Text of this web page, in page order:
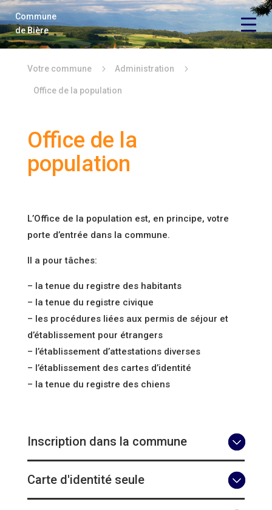
Vie économique
Vie politique
Vie locale
Locations
Commune
de Bière
Votre commune 5 Administration 5
Office de la population
Office de la
population
L’Office de la population est, en principe, votre
porte d’entrée dans la commune.
Il a pour tâches:
– la tenue du registre des habitants
– la tenue du registre civique
– les procédures liées aux permis de séjour et
d’établissement pour étrangers
– l’établissement d’attestations diverses
– l’établissement des cartes d’identité
– la tenue du registre des chiens
Inscription dans la commune
Carte d'identité seule